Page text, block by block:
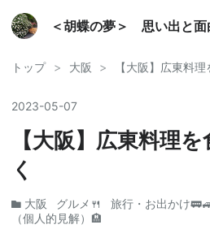
＜胡蝶の夢＞ 思い出と面
トップ > 大阪 > 【大阪】広東料
2023-05-07
【大阪】広東料理
く
大阪 グルメ🍴 旅行・お出かけ
（個人的見解）🏨